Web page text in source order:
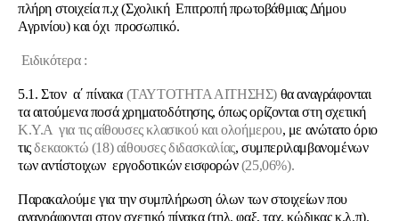
πλήρη στοιχεία π.χ (Σχολική Επιτροπή πρωτοβάθμιας Δήμου
Αγρινίου) και όχι προσωπικό.
Ειδικότερα :
5.1. Στον α΄ πίνακα (ΤΑΥΤΟΤΗΤΑ ΑΙΤΗΣΗΣ) θα αναγράφονται
τα αιτούμενα ποσά χρηματοδότησης, όπως ορίζονται στη σχετική
Κ.Υ.Α για τις αίθουσες κλασικού και ολοήμερου, με ανώτατο όριο
τιςδεκαοκτώ (18) αίθουσες διδασκαλίας, συμπεριλαμβανομένων
των αντίστοιχων εργοδοτικών εισφορών(25,06%).
Παρακαλούμε για την συμπλήρωση όλων των στοιχείων που
αναγράφονται στον σχετικό πίνακα (τηλ. φαξ, ταχ. κώδικας κ.λ.π).